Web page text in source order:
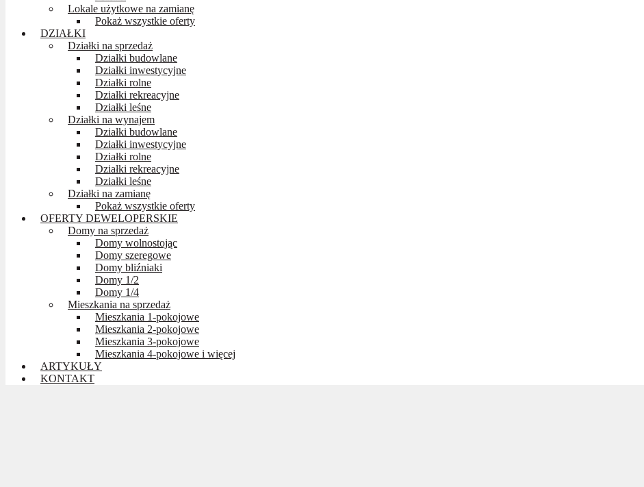
Lokale użytkowe na zamianę
Pokaż wszystkie oferty
DZIAŁKI
Działki na sprzedaż
Działki budowlane
Działki inwestycyjne
Działki rolne
Działki rekreacyjne
Działki leśne
Działki na wynajem
Działki budowlane
Działki inwestycyjne
Działki rolne
Działki rekreacyjne
Działki leśne
Działki na zamianę
Pokaż wszystkie oferty
OFERTY DEWELOPERSKIE
Domy na sprzedaż
Domy wolnostojąc
Domy szeregowe
Domy bliźniaki
Domy 1/2
Domy 1/4
Mieszkania na sprzedaż
Mieszkania 1-pokojowe
Mieszkania 2-pokojowe
Mieszkania 3-pokojowe
Mieszkania 4-pokojowe i więcej
ARTYKUŁY
KONTAKT